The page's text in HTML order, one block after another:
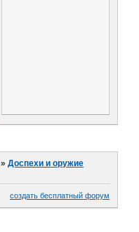
»Доспехи и оружие
создать бесплатный форум